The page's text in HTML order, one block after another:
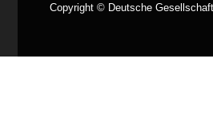
Copyright © Deutsche